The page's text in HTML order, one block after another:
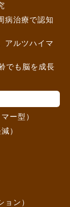
病治療で認知
アルツハイマ
でも脳を成長
ー型）
）
ン）